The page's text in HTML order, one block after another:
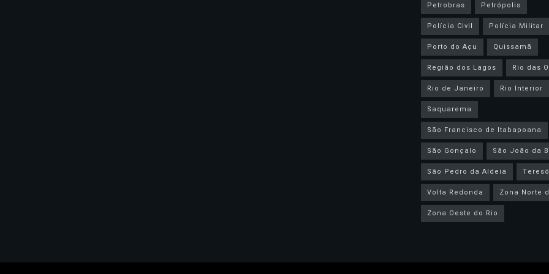
Petrobras
Petrópolis
Polícia Civil
Polícia Militar
Porto do Açu
Quissamã
Região dos Lagos
Rio das
Rio de Janeiro
Rio Interior
Saquarema
São Francisco de Itabapoana
São Gonçalo
São João da
São Pedro da Aldeia
Volta Redonda
Zona Norte
Zona Oeste do Rio